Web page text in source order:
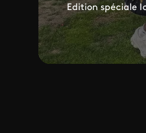
Edition spéciale